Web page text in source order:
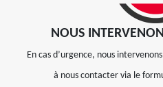
NOUS
En cas d’urgence, nous
à nous contacter via le